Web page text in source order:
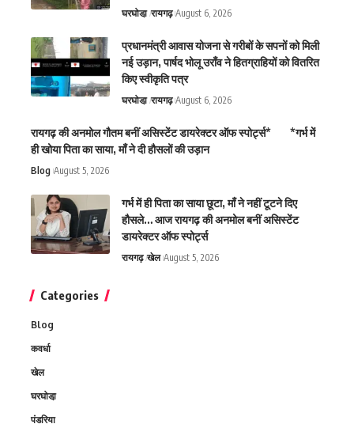
घरघोडा़ रायगढ़ August 6, 2026
प्रधानमंत्री आवास योजना से गरीबों के सपनों को मिली
नई उड़ान, पार्षद भोलू उराँव ने हितग्राहियों को वितरित
किए स्वीकृति पत्र
घरघोडा़ रायगढ़ August 6, 2026
रायगढ़ की अनमोल गौतम बनीं असिस्टेंट डायरेक्टर ऑफ स्पोर्ट्स* *गर्भ में
ही खोया पिता का साया, माँ ने दी हौसलों की उड़ान
Blog August 5, 2026
गर्भ में ही पिता का साया छूटा, माँ ने नहीं टूटने दिए
हौसले… आज रायगढ़ की अनमोल बनीं असिस्टेंट
डायरेक्टर ऑफ स्पोर्ट्स
रायगढ़ खेल August 5, 2026
Categories
Blog
कवर्धा
खेल
घरघोडा़
पंडरिया